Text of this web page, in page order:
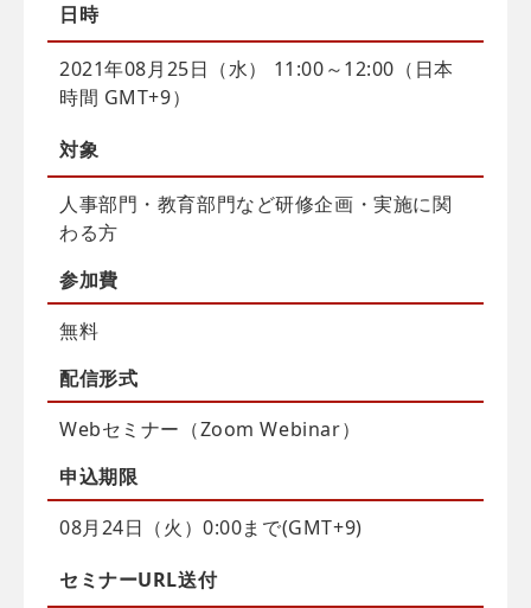
日時
2021年08月25日（水） 11:00～12:00（日本
時間 GMT+9）
対象
人事部門・教育部門など研修企画・実施に関
わる方
参加費
無料
配信形式
Webセミナー（Zoom Webinar）
申込期限
08月24日（火）0:00まで(GMT+9)
セミナーURL送付